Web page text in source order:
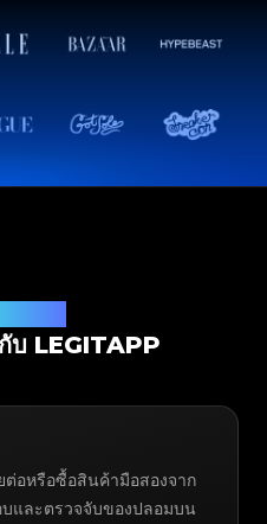
บ LEGITAPP
อหรือซื้อสินค้ามือสองจาก
และตรวจจับของปลอมบน